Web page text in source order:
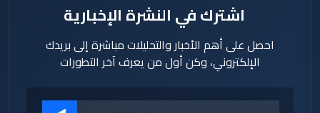
اشترك في النشرة الإخبارية
احصل على أهم الأخبار والتحليلات مباشرة إلى بريدك
الإلكتروني، وكن أول من يعرف آخر التطورات